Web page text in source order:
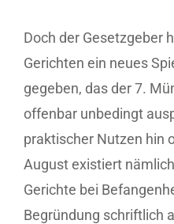
Doch der Gesetzgeber
Gerichten ein neues
gegeben, das der 7.
offenbar unbedingt
praktischer Nutzen hin
August existiert
Gerichte bei
Begründung schriftlich